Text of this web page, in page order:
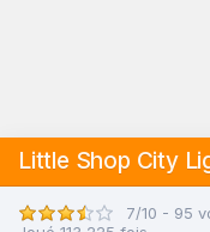
Little Shop City
7/10 - 95